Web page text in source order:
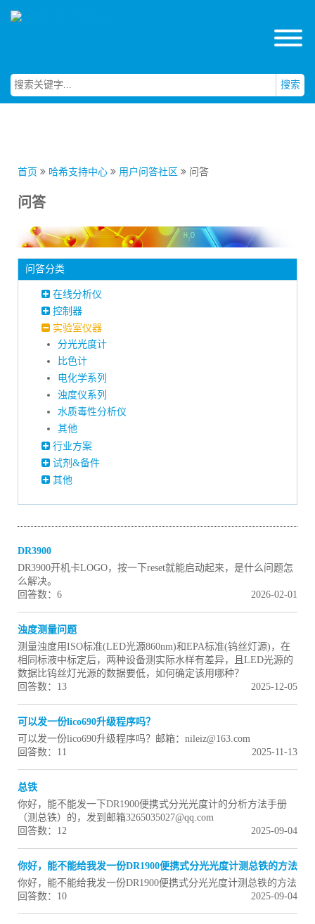
搜索
首页 哈希支持中心 用户问答社区 问答
问答
问答分类
在线分析仪
控制器
实验室仪器
分光光度计
比色计
电化学系列
浊度仪系列
水质毒性分析仪
其他
行业方案
试剂&备件
其他
DR3900
DR3900开机卡LOGO，按一下reset就能启动起来，是什么问题怎
么解决。
2026-02-01
回答数：6
浊度测量问题
测量浊度用ISO标准(LED光源860nm)和EPA标准(钨丝灯源)，在
相同标液中标定后，两种设备测实际水样有差异，且LED光源的
数据比钨丝灯光源的数据要低，如何确定该用哪种？
2025-12-05
回答数：13
可以发一份lico690升级程序吗？
可以发一份lico690升级程序吗？邮箱：nileiz@163.com
2025-11-13
回答数：11
总铁
你好，能不能发一下DR1900便携式分光光度计的分析方法手册
（测总铁）的，发到邮箱3265035027@qq.com
2025-09-04
回答数：12
你好，能不能给我发一份DR1900便携式分光光度计测总铁的方法
你好，能不能给我发一份DR1900便携式分光光度计测总铁的方法
2025-09-04
回答数：10